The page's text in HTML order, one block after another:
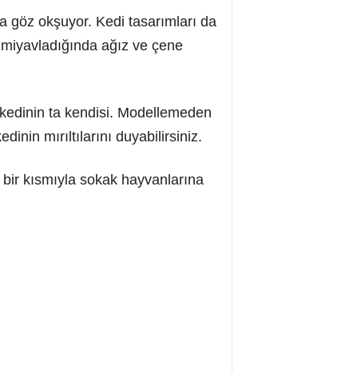
göz okşuyor. Kedi tasarımları da
ağız ve çene
ta kendisi. Modellemeden
mırıltılarını duyabilirsiniz.
kısmıyla sokak hayvanlarına